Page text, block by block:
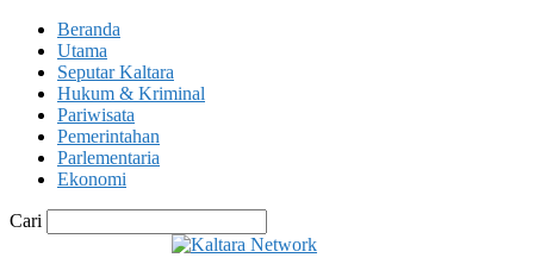
Beranda
Utama
Seputar Kaltara
Hukum & Kriminal
Pariwisata
Pemerintahan
Parlementaria
Ekonomi
Cari